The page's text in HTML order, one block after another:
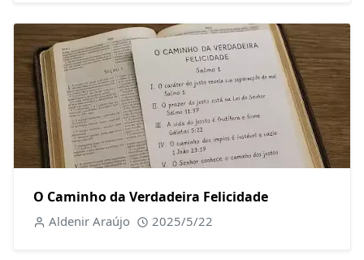
O Caminho da Verdadeira Felicidade
Aldenir Araújo 2025/5/22